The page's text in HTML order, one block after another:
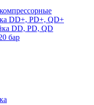
DD+, PD+, QD+
DD, PD, QD
бар